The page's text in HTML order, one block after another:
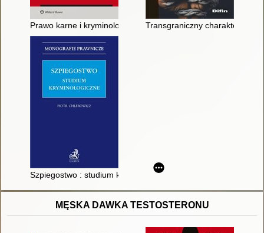
Prawo karne i kryminologia wobec kryzysów XXI wieku
Transgraniczny charakter
Szpiegostwo : studium kryminologiczne
MĘSKA DAWKA TESTOSTERONU